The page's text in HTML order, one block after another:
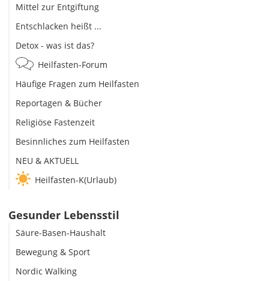
Mittel zur Entgiftung
Entschlacken heißt ...
Detox - was ist das?
Heilfasten-Forum
Häufige Fragen zum Heilfasten
Reportagen & Bücher
Religiöse Fastenzeit
Besinnliches zum Heilfasten
NEU & AKTUELL
Heilfasten-K(Urlaub)
Gesunder Lebensstil
Säure-Basen-Haushalt
Bewegung & Sport
Nordic Walking